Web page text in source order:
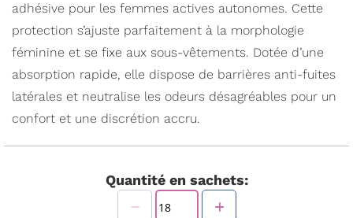
adhésive pour les femmes actives autonomes. Cette
protection s’ajuste parfaitement à la morphologie
féminine et se fixe aux sous-vêtements. Dotée d’une
absorption rapide, elle dispose de barrières anti-fuites
latérales et neutralise les odeurs désagréables pour un
confort et une discrétion accru.
Quantité en sachets: